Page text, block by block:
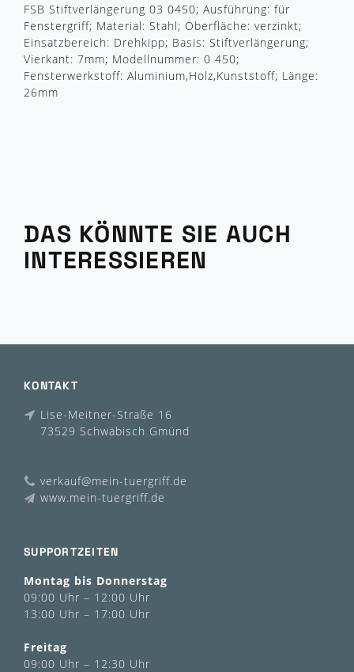
FSB Stiftverlängerung 03 0450; Ausführung: für
Fenstergriff; Material: Stahl; Oberfläche: verzinkt;
Einsatzbereich: Drehkipp; Basis: Stiftverlängerung;
Vierkant: 7mm; Modellnummer: 0 450;
Fensterwerkstoff: Aluminium,Holz,Kunststoff; Länge:
26mm
DAS KÖNNTE SIE AUCH
INTERESSIEREN
KONTAKT
Lise-Meitner-Straße 16
73529 Schwäbisch Gmünd
verkauf@mein-tuergriff.de
www.mein-tuergriff.de
SUPPORTZEITEN
Montag bis Donnerstag
09:00 Uhr – 12:00 Uhr
13:00 Uhr – 17:00 Uhr
Freitag
09:00 Uhr – 12:30 Uhr